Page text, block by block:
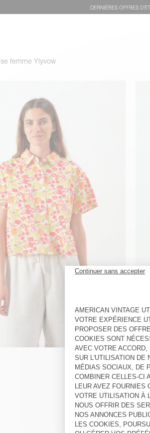
DERNIÈRES OFFRES
femme Ylyvow